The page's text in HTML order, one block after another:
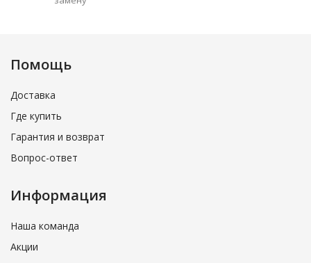
Помощь
Доставка
Где купить
Гарантия и возврат
Вопрос-ответ
Информация
Наша команда
Акции